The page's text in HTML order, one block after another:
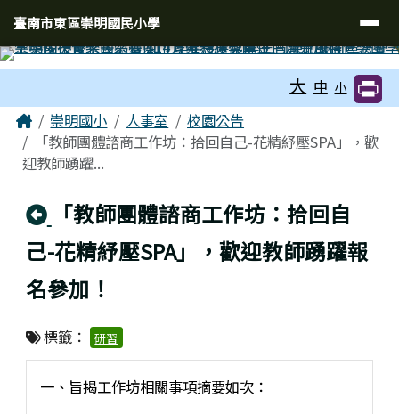
臺南市東區崇明國民小學
導覽列
臺南市東區崇明國民小學
大 中 小
主內容區域
Home崇明國小 人事室
校園公告
「教師團體諮商工作坊：拾回自己-花精紓壓SPA」，歡
迎教師踴躍...
回上頁
「教師團體諮商工作坊：拾回自
己-花精紓壓SPA」，歡迎教師踴躍報
名參加！
標籤： 研習
一、旨揭工作坊相關事項摘要如次：
頁尾區域